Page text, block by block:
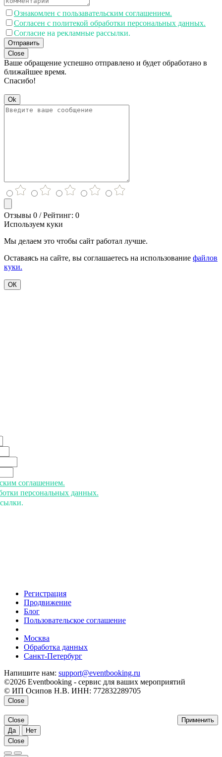
Ознакомлен с пользавательским соглашением.
Согласен с политекой обработки персональных данных.
Согласие на рекламные рассылки.
Отправить
Close
Ваше обращение успешно отправлено и будет обработано в
ближайшее время.
Спасибо!
Ok
Отзывы 0 / Рейтинг: 0
Используем куки
Мы делаем это чтобы сайт работал лучше.
Оставаясь на сайте, вы соглашаетесь на использование файлов
куки.
ОК
соглашением.
персональных данных.
Регистрация
Продвижение
Блог
Пользовательское соглашение
Москва
Обработка данных
Санкт-Петербург
Напишите нам: support@eventbooking.ru
©2026 Eventbooking - сервис для ваших мероприятий
© ИП Осипов Н.В. ИНН: 772832289705
Close
Применить
Close
Да
Нет
Close